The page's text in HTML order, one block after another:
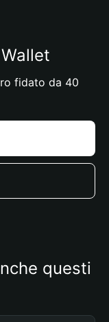
fidato da 40
questi